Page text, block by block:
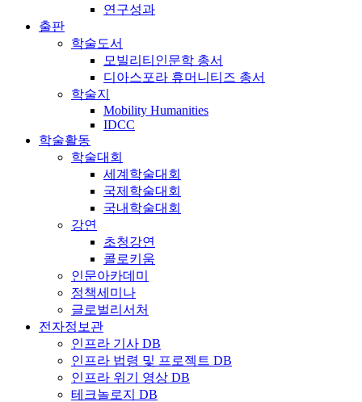
연구성과
출판
학술도서
모빌리티인문학 총서
디아스포라 휴머니티즈 총서
학술지
Mobility Humanities
IDCC
학술활동
학술대회
세계학술대회
국제학술대회
국내학술대회
강연
초청강연
콜로키움
인문아카데미
정책세미나
글로벌리서처
전자정보관
인프라 기사 DB
인프라 법령 및 프로젝트 DB
인프라 위기 영상 DB
테크놀로지 DB